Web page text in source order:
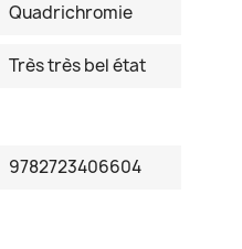
Quadrichromie
Très très bel état
9782723406604